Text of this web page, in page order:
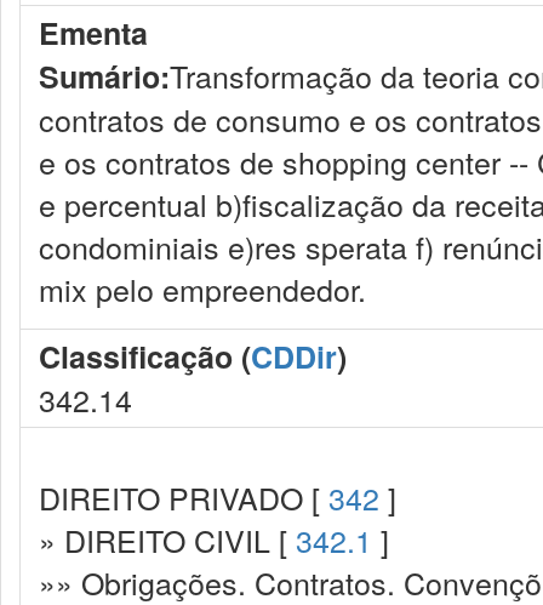
Ementa
Sumário:Transformação da teoria
contratos de consumo e os
e os contratos de shopping center
e percentual b)fiscalização da
condominiais e)res sperata f)
mix pelo empreendedor.
Classificação (CDDir)
342.14
DIREITO PRIVADO [ 342 ]
» DIREITO CIVIL [ 342.1 ]
»» Obrigações. Contratos.